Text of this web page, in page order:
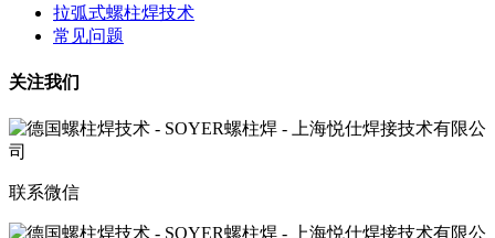
拉弧式螺柱焊技术
常见问题
关注我们
联系微信